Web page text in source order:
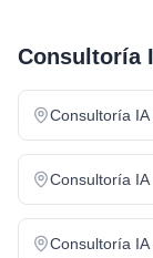
Consultoría
Consultoría IA
Consultoría IA
Consultoría IA